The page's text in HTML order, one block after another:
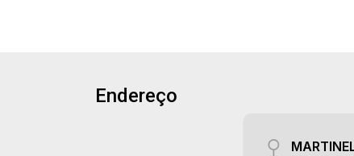
Endereço